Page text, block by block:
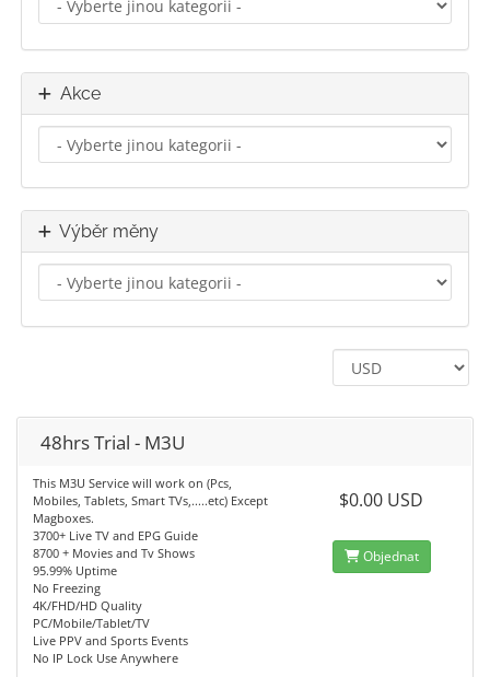
Akce
Výběr měny
48hrs Trial - M3U
This M3U Service will work on (Pcs,
Mobiles, Tablets, Smart TVs,.....etc) Except
Magboxes.
3700+ Live TV and EPG Guide
8700 + Movies and Tv Shows
95.99% Uptime
No Freezing
4K/FHD/HD Quality
PC/Mobile/Tablet/TV
Live PPV and Sports Events
No IP Lock Use Anywhere
$0.00 USD
Objednat